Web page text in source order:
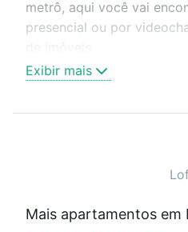
metrô, aqui você vai
presencial ou por
Como escolher um
Use barra de busca no
ou sem vaga de
Apartamentos com 4
Aqui na Loft temos a
Exibir mais
Mais apartamentos em